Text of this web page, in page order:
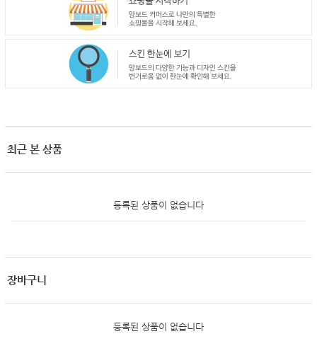
최근 본 상품
등록된 상품이 없습니다
장바구니
등록된 상품이 없습니다